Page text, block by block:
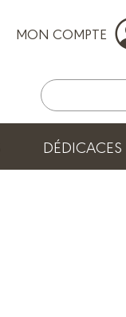
MON COMPTE
DÉDICACES